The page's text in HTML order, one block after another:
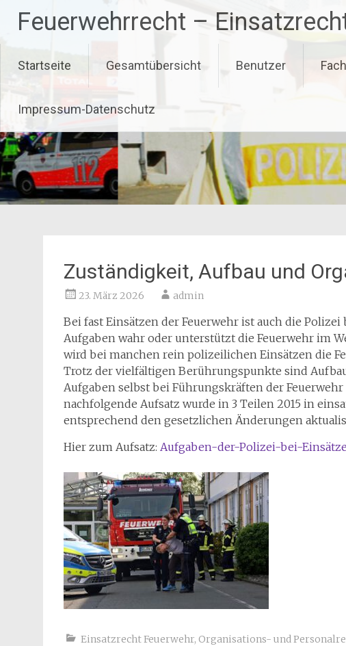
Inhalt
springen
Feuerwehrrecht –
Startseite Gesamtübersicht Benutzer
Impressum-Datenschutz
Zuständigkeit, Aufbau und
23. März 2026 admin
Bei fast Einsätzen der Feuerwehr ist auch die
Aufgaben wahr oder unterstützt die Feuerwehr im
wird bei manchen rein polizeilichen Einsätzen die
Trotz der vielfältigen Berührungspunkte sind
Aufgaben selbst bei Führungskräften der
nachfolgende Aufsatz wurde in 3 Teilen 2015 in
entsprechend den gesetzlichen Änderungen
Hier zum Aufsatz: Aufgaben-der-Polizei-bei-
Einsatzrecht Feuerwehr, Organisations- und